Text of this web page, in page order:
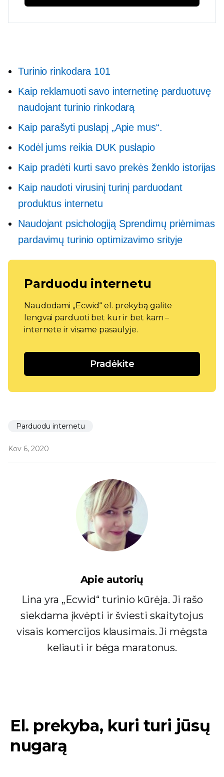
Turinio rinkodara 101
Kaip reklamuoti savo internetinę parduotuvę
naudojant turinio rinkodarą
Kaip parašyti puslapį „Apie mus“.
Kodėl jums reikia DUK puslapio
Kaip pradėti kurti savo prekės ženklo istorijas
Kaip naudoti virusinį turinį parduodant
produktus internetu
Naudojant psichologiją Sprendimų priėmimas
pardavimų turinio optimizavimo srityje
Parduodu internetu
Naudodami „Ecwid“ el. prekybą galite
lengvai parduoti bet kur ir bet kam –
internete ir visame pasaulyje.
Pradėkite
Parduodu internetu
Kov 6, 2020
Apie autorių
Lina yra „Ecwid“ turinio kūrėja. Ji rašo
siekdama įkvėpti ir šviesti skaitytojus
visais komercijos klausimais. Ji mėgsta
keliauti ir bėga maratonus.
El. prekyba, kuri turi jūsų
nugarą